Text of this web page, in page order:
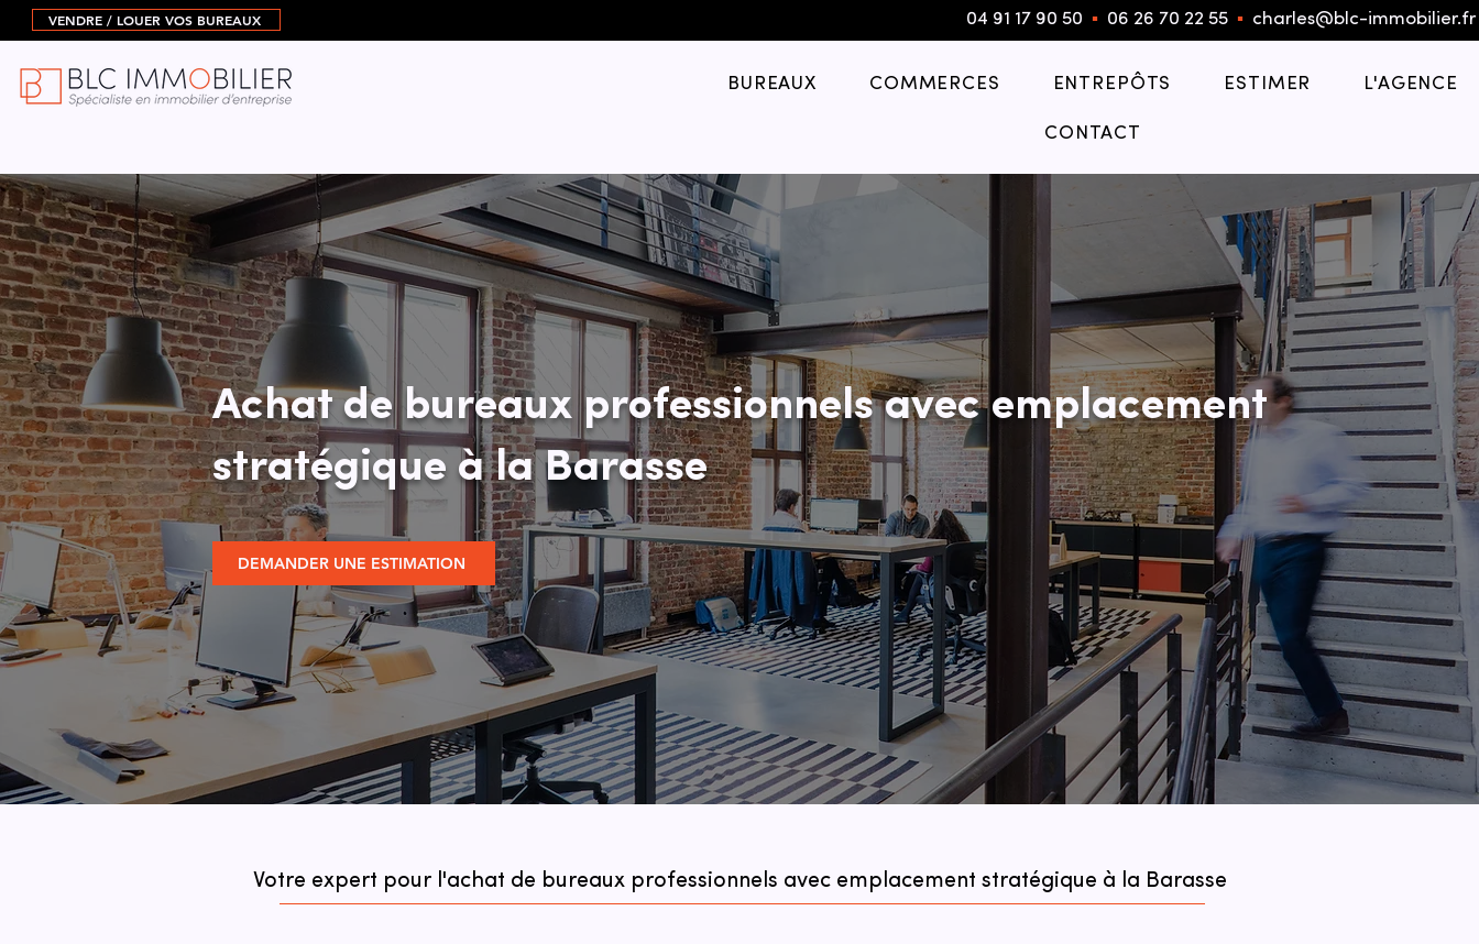
VENDRE / LOUER VOS BUREAUX 04 91 17 90 50 ▪︎ 06 26 70 22 55 ▪︎ charles@blc-immobilier.fr
BUREAUX COMMERCES ENTREPÔTS ESTIMER L'AGENCE
CONTACT
Achat de bureaux professionnels avec emplacement
stratégique à la Barasse
DEMANDER UNE ESTIMATION
Votre expert pour l'achat de bureaux professionnels avec emplacement stratégique à la Barasse